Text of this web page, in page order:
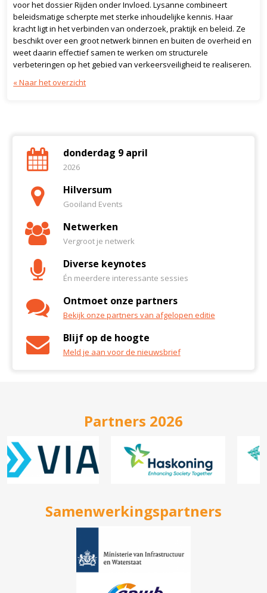
voor het dossier Rijden onder Invloed. Lysanne combineert
beleidsmatige scherpte met sterke inhoudelijke kennis. Haar
kracht ligt in het verbinden van onderzoek, praktijk en beleid. Ze
beschikt over een groot netwerk binnen en buiten de overheid en
weet daarin effectief samen te werken om structurele
verbeteringen op het gebied van verkeersveiligheid te realiseren.
« Naar het overzicht
donderdag 9 april
2026
Hilversum
Gooiland Events
Netwerken
Vergroot je netwerk
Diverse keynotes
Én meerdere interessante sessies
Ontmoet onze partners
Bekijk onze partners van afgelopen editie
Blijf op de hoogte
Meld je aan voor de nieuwsbrief
Partners 2026
Samenwerkingspartners